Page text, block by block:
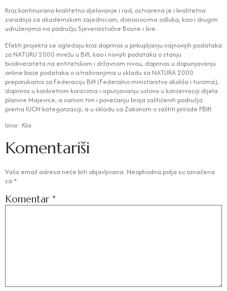
Kroz kontinuirano kvalitetno djelovanje i rad, ostvarena je i kvalitetna
saradnja sa akademskom zajednicom, donosiocima odluka, kao i drugim
udruženjima na području Sjeveroistočne Bosne i šire.
Efekti projekta se ogledaju kroz doprinos u prikupljanju najnovijih podataka
za NATURU 2000 mrežu u BiH, kao i novijih podataka o stanju
biodiverziteta na entitetskom i državnom nivou, doprinos u dopunjavanju
online baze podataka o istraživanjima u skladu sa NATURA 2000
preporukama za Federaciju BiH (Federalno ministarstvo okoliša i turizma),
doprinos u konkretnim koracima i ispunjavanju uslova u konzervaciji dijela
planine Majevice, a samim tim i povećanju broja zaštićenih područja
prema IUCN kategorizaciji, a u skladu sa Zakonom o zaštiti prirode FBIH.
Izvor: Klix
Komentariši
Vaša email adresa neće biti objavljivana. Neophodna polja su označena
sa *
Komentar *